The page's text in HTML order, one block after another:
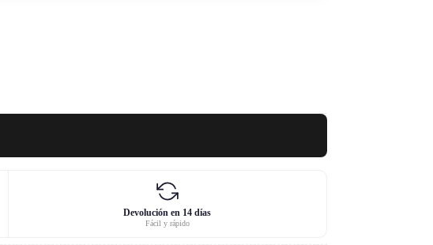
Devolución en 14 días
Fácil y rápido